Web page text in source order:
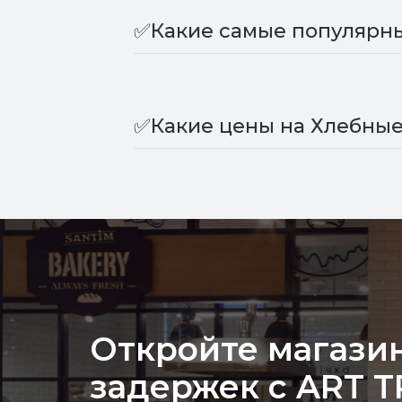
Электросупницы-
Шприцы колбасные
✅Какие самые
✅Какие цены на
Откройте
задержек с ART